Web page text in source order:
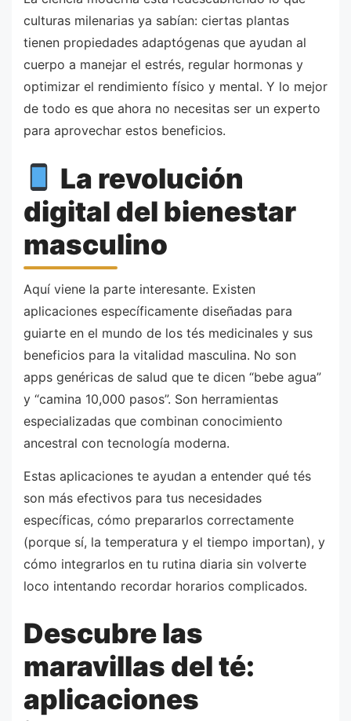
culturas milenarias ya sabían: ciertas plantas
tienen propiedades adaptógenas que ayudan al
cuerpo a manejar el estrés, regular hormonas y
optimizar el rendimiento físico y mental. Y lo mejor
de todo es que ahora no necesitas ser un experto
para aprovechar estos beneficios.
La revolución
digital del bienestar
masculino
Aquí viene la parte interesante. Existen
aplicaciones específicamente diseñadas para
guiarte en el mundo de los tés medicinales y sus
beneficios para la vitalidad masculina. No son
apps genéricas de salud que te dicen “bebe agua”
y “camina 10,000 pasos”. Son herramientas
especializadas que combinan conocimiento
ancestral con tecnología moderna.
Estas aplicaciones te ayudan a entender qué tés
son más efectivos para tus necesidades
específicas, cómo prepararlos correctamente
(porque sí, la temperatura y el tiempo importan), y
cómo integrarlos en tu rutina diaria sin volverte
loco intentando recordar horarios complicados.
Descubre las
maravillas del té:
aplicaciones